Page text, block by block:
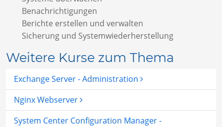
Benachrichtigungen
Berichte erstellen und verwalten
Sicherung und Systemwiederherstellung
Weitere Kurse zum Thema
Exchange Server - Administration
Nginx Webserver
System Center Configuration Manager -